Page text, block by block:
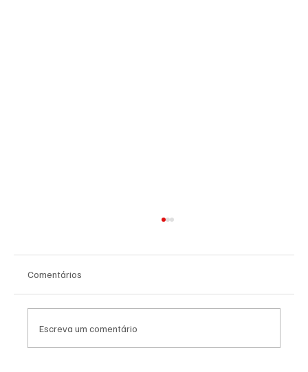
Comentários
Escreva um comentário